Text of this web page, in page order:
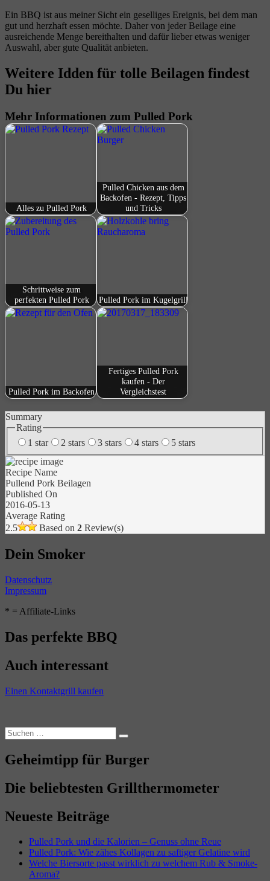
Ein BBQ ist aus meiner Sicht ein geselliges Ereignis, bei dem man
gut und herzhaft essen möchte. Daher von jeder Beilage eine
ausreichende Menge bereithalten und dafür lieber etwas weniger
Auswahl, aber gute Qualität anbieten.
Weitere Idden für tolle Beilagen findest
Du hier
Mehr Informationen zum Pulled Pork
Alles zu Pulled Pork
Pulled Chicken aus dem
Backofen - Rezept, Tipps
und Tricks
Schrittweise zum
perfekten Pulled Pork
Pulled Pork im Kugelgrill
Pulled Pork im Backofen
Fertiges Pulled Pork
kaufen - Der
Vergleichstest
Summary
Rating
1 star
2 stars 3 stars 4 stars 5 stars
Recipe Name
Pullend Pork Beilagen
Published On
2016-05-13
Average Rating
2.5
Based on 2 Review(s)
Dein Smoker
Datenschutz
Impressum
* = Affiliate-Links
Das perfekte BBQ
Auch interessant
Einen Kontaktgrill kaufen
Suchen
nach:
Suchen
Geheimtipp für Burger
Die beliebtesten Grillthermometer
Neueste Beiträge
Pulled Pork und die Kalorien – Genuss ohne Reue
Pulled Pork: Wie zähes Kollagen zu saftiger Gelatine wird
Welche Biersorte passt wirklich zu welchem Rub & Smoke-
Aroma?